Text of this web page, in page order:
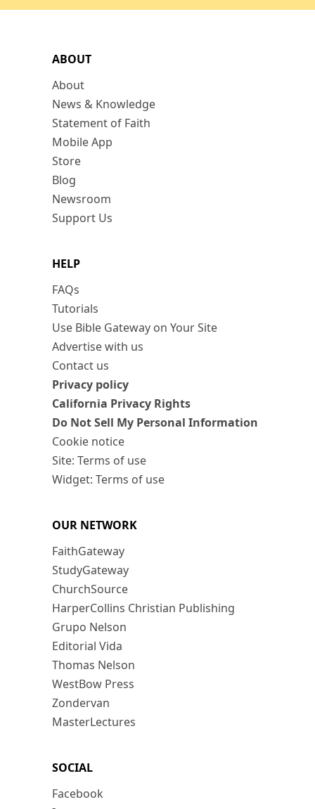
ABOUT
About
News & Knowledge
Statement of Faith
Mobile App
Store
Blog
Newsroom
Support Us
HELP
FAQs
Tutorials
Use Bible Gateway on Your Site
Advertise with us
Contact us
Privacy policy
California Privacy Rights
Do Not Sell My Personal Information
Cookie notice
Site: Terms of use
Widget: Terms of use
OUR NETWORK
FaithGateway
StudyGateway
ChurchSource
HarperCollins Christian Publishing
Grupo Nelson
Editorial Vida
Thomas Nelson
WestBow Press
Zondervan
MasterLectures
SOCIAL
Facebook